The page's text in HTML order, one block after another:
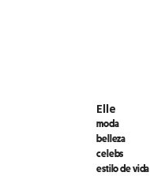
Elle
moda
belleza
celebs
estilo de vida